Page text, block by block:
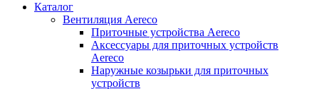
Каталог
Вентиляция Aereco
Приточные устройства Aereco
Аксессуары для приточных устройств
Aereco
Наружные козырьки для приточных
устройств